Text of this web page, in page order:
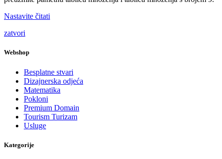
Nastavite čitati
zatvori
Webshop
Besplatne stvari
Dizajnerska odjeća
Matematika
Pokloni
Premium Domain
Tourism Turizam
Usluge
Kategorije